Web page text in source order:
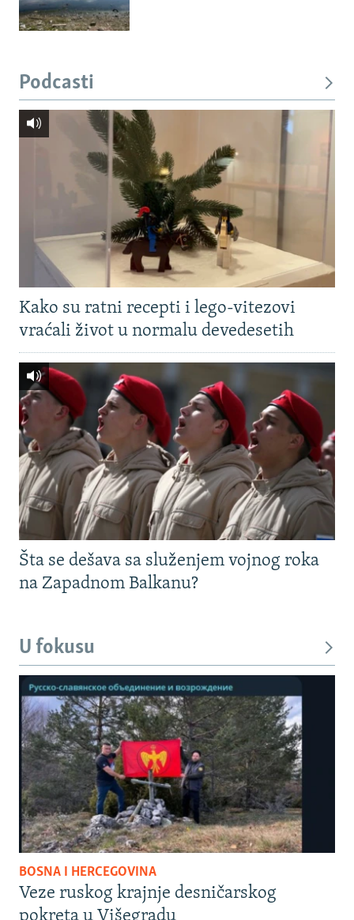
Podcasti
Kako su ratni recepti i lego-vitezovi
vraćali život u normalu devedesetih
Šta se dešava sa služenjem vojnog roka
na Zapadnom Balkanu?
U fokusu
BOSNA I HERCEGOVINA
Veze ruskog krajnje desničarskog
pokreta u Višegradu